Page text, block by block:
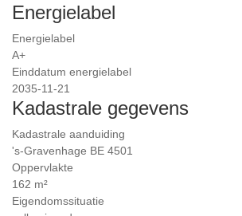
Energielabel
Energielabel
A+
Einddatum energielabel
2035-11-21
Kadastrale gegevens
Kadastrale aanduiding
's-Gravenhage BE 4501
Oppervlakte
162 m²
Eigendomssituatie